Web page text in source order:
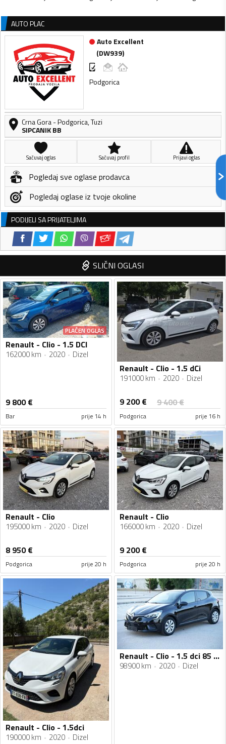
AUTO PLAC
Auto Excellent
(DW939)
Podgorica
Crna Gora-Podgorica,Tuzi
SIPCANIK BB
Sačuvaj oglas Sačuvaj profil Prijavi oglas
Pogledaj sve oglase prodavca
Pogledaj oglase iz tvoje okoline
PODIJELI SA PRIJATELJIMA
SLIČNI OGLASI
PLAĆEN OGLAS
Renault - Clio - 1.5 DCI
162000 km 2020 Dizel
9 800€
Bar prije 14 h
Renault - Clio - 1.5 dCi
191000 km 2020 Dizel
9 200€ 9 400€
Podgorica prije 16 h
Renault - Clio
195000 km 2020 Dizel
8 950€
Podgorica prije 20 h
Renault - Clio
166000 km 2020 Dizel
9 200€
Podgorica prije 20 h
Renault - Clio - 1.5dci
190000 km 2020 Dizel
Renault - Clio - 1.5 dci 85 12/2020
98900 km 2020 Dizel